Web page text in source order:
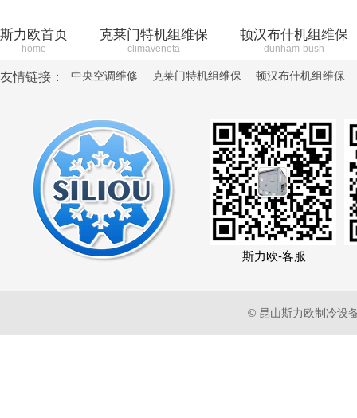
斯力欧首页
home
克莱门特机组维保
climaveneta
顿汉布什机组维保
dunham-bush
友情链接： 中央空调维修 克莱门特机组维保 顿汉布什机组维保
斯力欧-客服
© 昆山斯力欧制冷设